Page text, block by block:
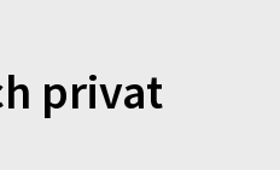
privat